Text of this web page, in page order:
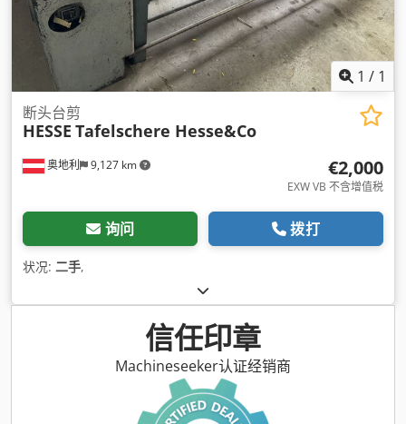
1 / 1
奥地利 9,127 km
断头台剪
HESSE Tafelschere Hesse&Co
€2,000
EXW VB 不含增值税
询问 拨打
状况: 二手,
信任印章
Machineseeker认证经销商